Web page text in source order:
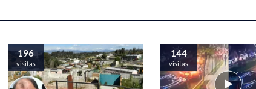
196
visitas
144
visitas